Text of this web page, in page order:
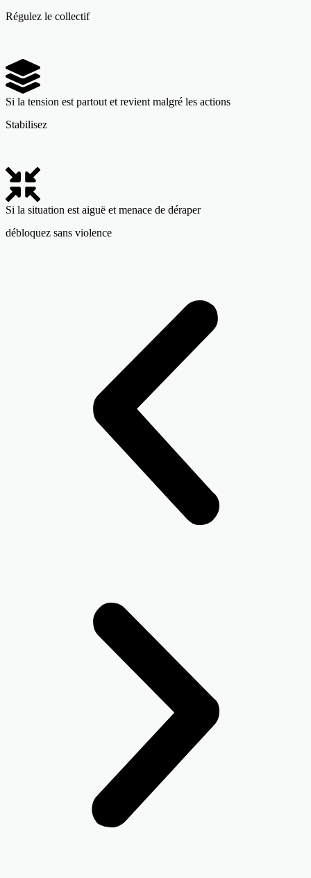
Régulez le collectif
Si la tension est partout et revient malgré les actions
Stabilisez
Si la situation est aiguë et menace de déraper
débloquez sans violence